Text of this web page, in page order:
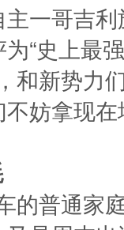
一哥吉
“史上最
和新势力
妨拿现
的普通家